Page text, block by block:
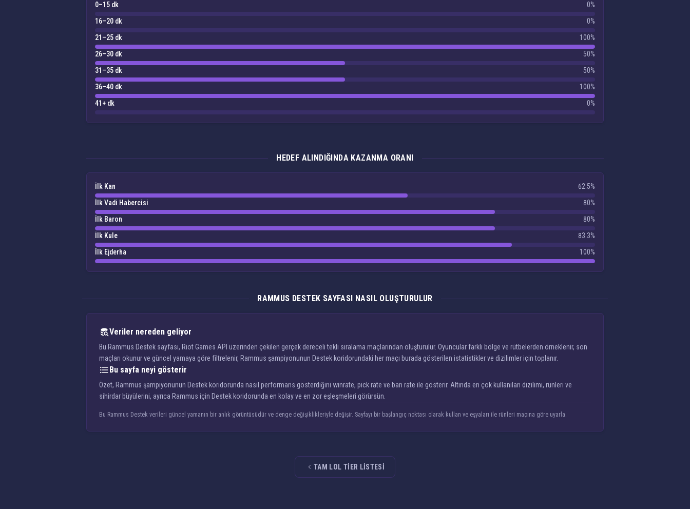
0–15 dk
0%
16–20 dk
0%
21–25 dk
100%
26–30 dk
50%
31–35 dk
50%
36–40 dk
100%
41+ dk
0%
HEDEF ALINDIĞINDA KAZANMA ORANI
İlk Kan
62.5%
İlk Vadi Habercisi
80%
İlk Baron
80%
İlk Kule
83.3%
İlk Ejderha
100%
RAMMUS DESTEK SAYFASI NASIL OLUŞTURULUR
Veriler nereden geliyor
Bu Rammus Destek sayfası, Riot Games API üzerinden çekilen gerçek dereceli tekli sıralama maçlarından oluşturulur. Oyuncular farklı bölge ve rütbelerden örneklenir, son
maçları okunur ve güncel yamaya göre filtrelenir, Rammus şampiyonunun Destek koridorundaki her maçı burada gösterilen istatistikler ve dizilimler için toplanır.
Bu sayfa neyi gösterir
Özet, Rammus şampiyonunun Destek koridorunda nasıl performans gösterdiğini winrate, pick rate ve ban rate ile gösterir. Altında en çok kullanılan dizilimi, rünleri ve
sihirdar büyülerini, ayrıca Rammus için Destek koridorunda en kolay ve en zor eşleşmeleri görürsün.
Bu Rammus Destek verileri güncel yamanın bir anlık görüntüsüdür ve denge değişiklikleriyle değişir. Sayfayı bir başlangıç noktası olarak kullan ve eşyaları ile rünleri maçına göre uyarla.
TAM LOL TIER LISTESI